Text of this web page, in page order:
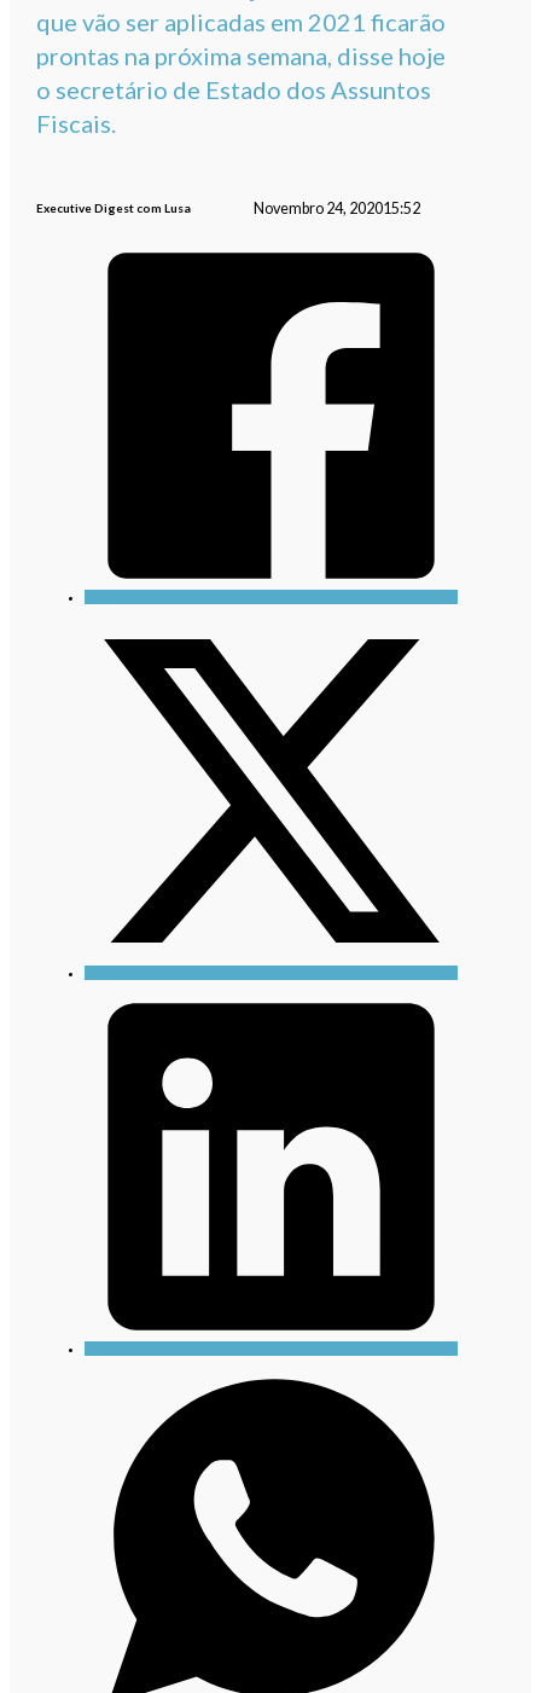
que vão ser aplicadas em 2021 ficarão
prontas na próxima semana, disse hoje
o secretário de Estado dos Assuntos
Fiscais.
Executive Digest com Lusa Novembro 24, 202015:52